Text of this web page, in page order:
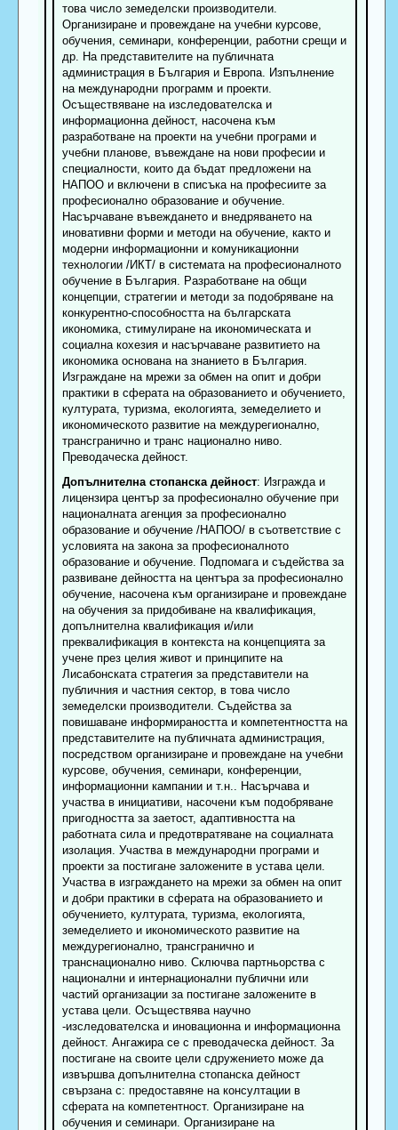
това число земеделски производители.
Организиране и провеждане на учебни курсове,
обучения, семинари, конференции, работни срещи и
др. На представителите на публичната
администрация в България и Европа. Изпълнение
на международни программ и проекти.
Осъществяване на изследователска и
информационна дейност, насочена към
разработване на проекти на учебни програми и
учебни планове, въвеждане на нови професии и
специалности, които да бъдат предложени на
НАПОО и включени в списъка на професиите за
професионално образование и обучение.
Насърчаване въвеждането и внедряването на
иновативни форми и методи на обучение, както и
модерни информационни и комуникационни
технологии /ИКТ/ в системата на професионалното
обучение в България. Разработване на общи
концепции, стратегии и методи за подобряване на
конкурентно-способността на българската
икономика, стимулиране на икономическата и
социална кохезия и насърчаване развитието на
икономика основана на знанието в България.
Изграждане на мрежи за обмен на опит и добри
практики в сферата на образованието и обучението,
културата, туризма, екологията, земеделието и
икономическото развитие на междурегионално,
трансгранично и транс национално ниво.
Преводаческа дейност.
Допълнителна стопанска дейност: Изгражда и
лицензира център за професионално обучение при
националната агенция за професионално
образование и обучение /НАПОО/ в съответствие с
условията на закона за професионалното
образование и обучение. Подпомага и съдейства за
развиване дейността на центъра за професионално
обучение, насочена към организиране и провеждане
на обучения за придобиване на квалификация,
допълнителна квалификация и/или
преквалификация в контекста на концепцията за
учене през целия живот и принципите на
Лисабонската стратегия за представители на
публичния и частния сектор, в това число
земеделски производители. Съдейства за
повишаване информираността и компетентността на
представителите на публичната администрация,
посредством организиране и провеждане на учебни
курсове, обучения, семинари, конференции,
информационни кампании и т.н.. Насърчава и
участва в инициативи, насочени към подобряване
пригодността за заетост, адаптивността на
работната сила и предотвратяване на социалната
изолация. Участва в международни програми и
проекти за постигане заложените в устава цели.
Участва в изграждането на мрежи за обмен на опит
и добри практики в сферата на образованието и
обучението, културата, туризма, екологията,
земеделието и икономическото развитие на
междурегионално, трансгранично и
транснационално ниво. Сключва партньорства с
национални и интернационални публични или
частий организации за постигане заложените в
устава цели. Осъществява научно
-изследователска и иновационна и информационна
дейност. Ангажира се с преводаческа дейност. За
постигане на своите цели сдружението може да
извършва допълнителна стопанска дейност
свързана с: предоставяне на консултации в
сферата на компетентност. Организиране на
обучения и семинари. Организиране на